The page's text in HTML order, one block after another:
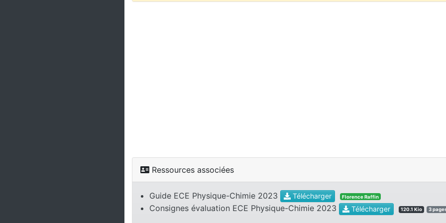
Ressources associées
Guide ECE Physique-Chimie 2023 Télécharger Florence Raffin
Consignes évaluation ECE Physique-Chimie 2023 Télécharger 120.1 Kio 3